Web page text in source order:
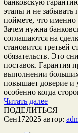
банковскую
этапы и не забывать
поймете, что именно
Зачем нужна
соглашаются на
становится третьей
обязательств. Это
поставок. Гарантия
выполнении
повышает доверие и
особенно когда
Читать далее
ПОДЕЛИТЬСЯ
Сен172025 автор: